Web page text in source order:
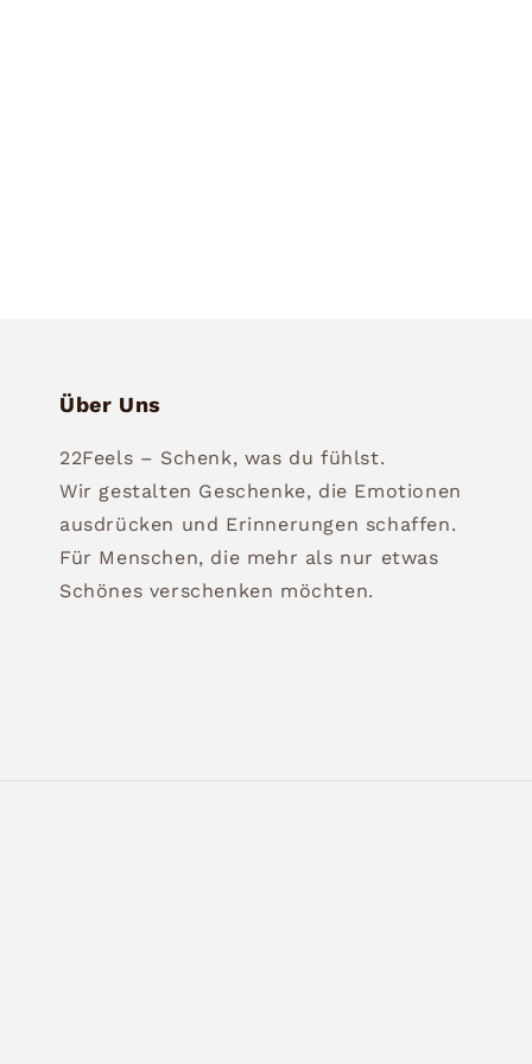
Über Uns
22Feels – Schenk, was du fühlst.
Wir gestalten Geschenke, die Emotionen
ausdrücken und Erinnerungen schaffen.
Für Menschen, die mehr als nur etwas
Schönes verschenken möchten.